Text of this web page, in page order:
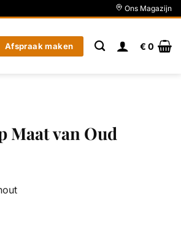
Ons Magazijn
Afspraak maken € 0
Maat van Oud